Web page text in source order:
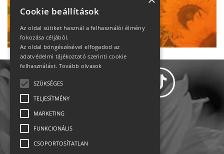
Ne maradj le!
Állásajánlatok
Cookie beállítások
Az oldal sütiket használ a felhasználói élmény
fokozása céljából.
Az oldal böngészésével elfogadod az
adatvédelmi tájékoztató szerinti cookie
felhasználást. Tovább olvasok
SZÜKSÉGES
TELJESÍTMÉNY
MARKETING
FUNKCIONÁLIS
CSOPORTOSÍTATLAN